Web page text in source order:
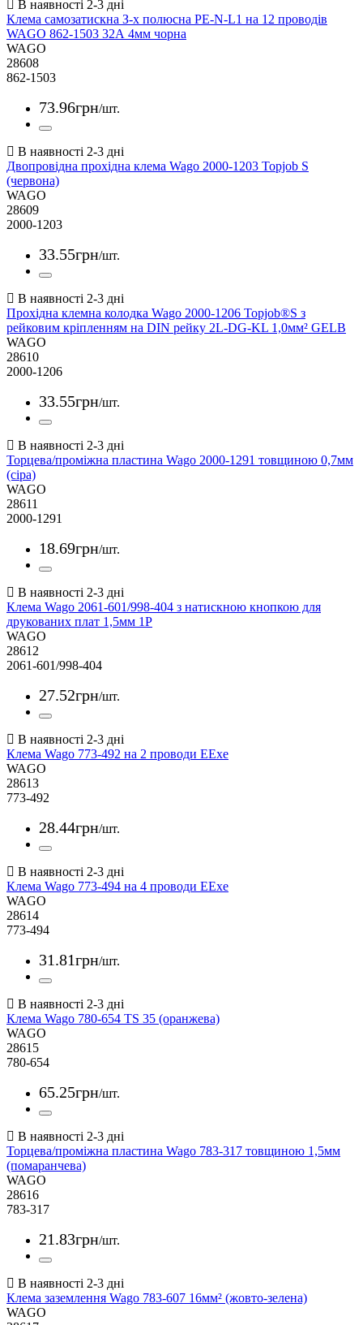
Клема самозатискна З-х полюсна PE-N-L1 на 12 проводів
WAGO 862-1503 32А 4мм чорна
WAGO
28608
862-1503
73.96грн/шт.
Двопровідна прохідна клема Wago 2000-1203 Topjob S
(червона)
WAGO
28609
2000-1203
33.55грн/шт.
Прохідна клемна колодка Wago 2000-1206 Topjob®S з
рейковим кріпленням на DIN рейку 2L-DG-KL 1,0мм² GELB
WAGO
28610
2000-1206
33.55грн/шт.
Торцева/проміжна пластина Wago 2000-1291 товщиною 0,7мм
(сіра)
WAGO
28611
2000-1291
18.69грн/шт.
Клема Wago 2061-601/998-404 з натискною кнопкою для
друкованих плат 1,5мм 1P
WAGO
28612
2061-601/998-404
27.52грн/шт.
Клема Wago 773-492 на 2 проводи EExe
WAGO
28613
773-492
28.44грн/шт.
Клема Wago 773-494 на 4 проводи EExe
WAGO
28614
773-494
31.81грн/шт.
Клема Wago 780-654 TS 35 (оранжева)
WAGO
28615
780-654
65.25грн/шт.
Торцева/проміжна пластина Wago 783-317 товщиною 1,5мм
(помаранчева)
WAGO
28616
783-317
21.83грн/шт.
Клема заземлення Wago 783-607 16мм² (жовто-зелена)
WAGO